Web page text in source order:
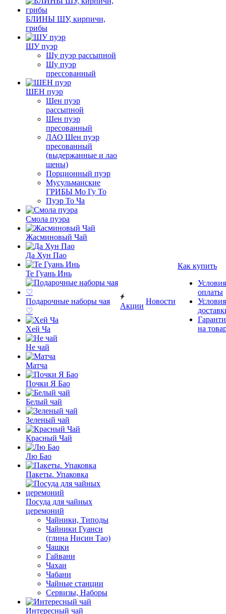
БЛИНЫ ШУ, кирпичи,
грибы
ШУ пуэр
Шу пуэр рассыпной
Шу пуэр
прессованный
ШЕН пуэр
Шен пуэр
рассыпной
Шен пуэр
пресованный
ЛАО Шен пуэр
пресованный
(выдержанные и лао
шены)
Порционный пуэр
Мусульманские
ГРИБЫ Мо Гу То
Пуэр То Ча
Смола пуэра
Жасминовый Чай
Да Хун Пао
Те Гуань Инь
Подарочные наборы чая
♡
Хей Ча
Не чай
Матча
Почки Я Бао
Белый чай
Зеленый чай
Красный Чай
Лю Бао
Пакеты. Упаковка
Посуда для чайных
церемоний
Чайники, Типоды
Чайники Гуанси
(глина Нисин Тао)
Чашки
Гайвани
Чахаи
Чабани
Чайные станции
Сервизы, Наборы
Интересный чай
Акции
Новости
Как купить
Условия
оплаты
Условия
на